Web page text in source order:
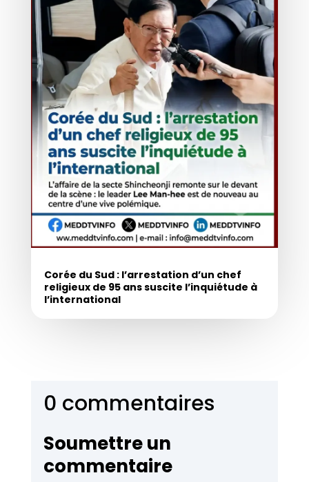
Corée du Sud : l’arrestation d’un chef
religieux de 95 ans suscite l’inquiétude à
l’international
0 commentaires
Soumettre un
commentaire